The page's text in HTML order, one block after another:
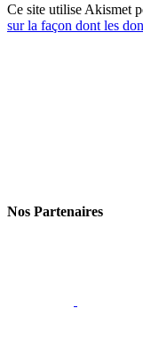
Ce site utilise Akismet
sur la façon dont les
Nos Partenaires